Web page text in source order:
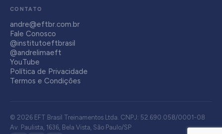
CONTATO
andre@eftbr.com.br
Fale Conosco
@institutoeftbrasil
@andrelimaeft
YouTube
Política de Privacidade
Termos e Condições
© 2026 EFT Brasil Treinamentos Ltda. CNPJ: 52.690.058/0001-08
Av. Paulista, 1636, Bela Vista, São Paulo/SP